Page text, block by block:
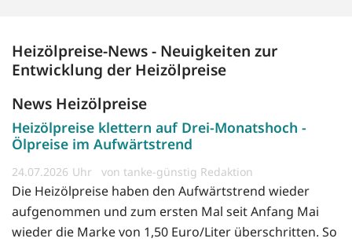
Heizölpreise-News - Neuigkeiten zur
Entwicklung der Heizölpreise
News Heizölpreise
Heizölpreise klettern auf Drei-Monatshoch -
Ölpreise im Aufwärtstrend
24.07.2026 von tanke-günstig Redaktion
Die Heizölpreise haben den Aufwärtstrend wieder
aufgenommen und zum ersten Mal seit Anfang Mai
wieder die Marke von 1,50 Euro/Liter überschritten. So